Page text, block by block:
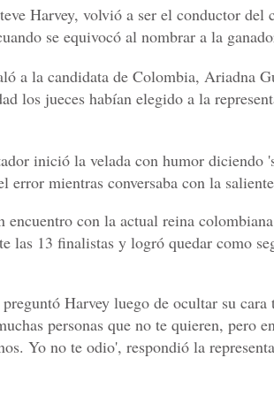
Harvey, volvió a ser el conductor del
se equivocó al nombrar a la
a la candidata de Colombia, Ariadna
los jueces habían elegido a la
inició la velada con humor diciendo
error mientras conversaba con la
encuentro con la actual reina
las 13 finalistas y logró quedar como
Harvey luego de ocultar su cara
personas que no te quieren, pero
Yo no te odio', respondió la